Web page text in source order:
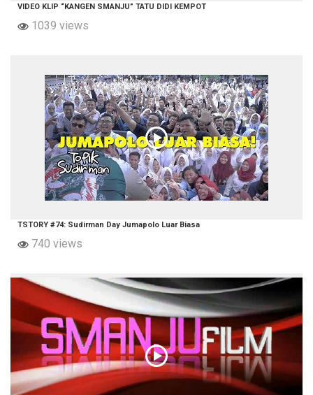
VIDEO KLIP “KANGEN SMANJU” TATU DIDI KEMPOT
1039 views
TSTORY #74: Sudirman Day Jumapolo Luar Biasa
740 views